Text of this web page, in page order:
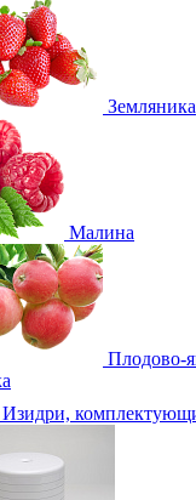
Земляника
Малина
Плодово-